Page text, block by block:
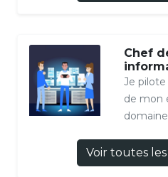
Chef
Je
de mon
Voir toutes